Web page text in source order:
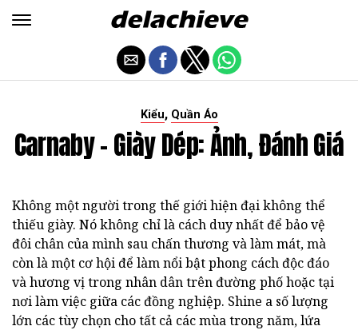
Kiểu, Quần Áo
Carnaby - Giày Dép: Ảnh, Đánh Giá
Không một người trong thế giới hiện đại không thể
thiếu giày. Nó không chỉ là cách duy nhất để bảo vệ
đôi chân của mình sau chấn thương và làm mát, mà
còn là một cơ hội để làm nổi bật phong cách độc đáo
và hương vị trong nhân dân trên đường phố hoặc tại
nơi làm việc giữa các đồng nghiệp. Shine a số lượng
lớn các tùy chọn cho tất cả các mùa trong năm, lứa